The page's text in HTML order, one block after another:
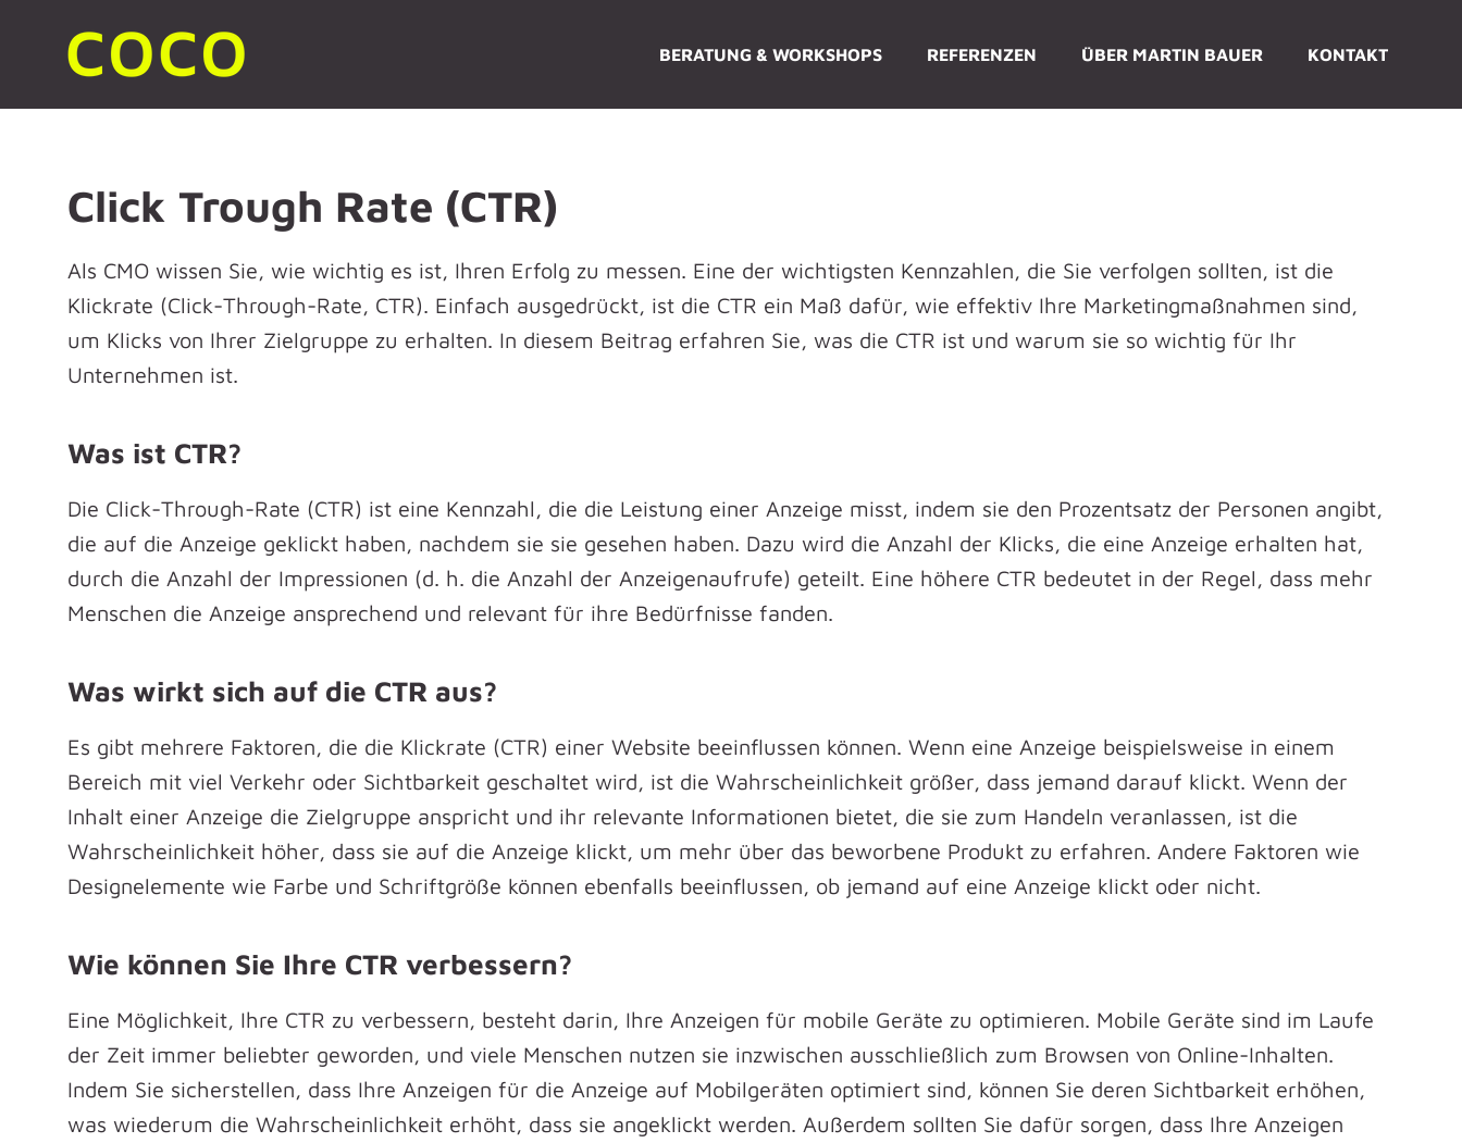
BERATUNG & WORKSHOPS REFERENZEN ÜBER MARTIN BAUER KONTAKT
Click Trough Rate (CTR)
Als CMO wissen Sie, wie wichtig es ist, Ihren Erfolg zu messen. Eine der wichtigsten Kennzahlen, die Sie verfolgen sollten, ist die
Klickrate (Click-Through-Rate, CTR). Einfach ausgedrückt, ist die CTR ein Maß dafür, wie effektiv Ihre Marketingmaßnahmen sind,
um Klicks von Ihrer Zielgruppe zu erhalten. In diesem Beitrag erfahren Sie, was die CTR ist und warum sie so wichtig für Ihr
Unternehmen ist.
Was ist CTR?
Die Click-Through-Rate (CTR) ist eine Kennzahl, die die Leistung einer Anzeige misst, indem sie den Prozentsatz der Personen angibt,
die auf die Anzeige geklickt haben, nachdem sie sie gesehen haben. Dazu wird die Anzahl der Klicks, die eine Anzeige erhalten hat,
durch die Anzahl der Impressionen (d. h. die Anzahl der Anzeigenaufrufe) geteilt. Eine höhere CTR bedeutet in der Regel, dass mehr
Menschen die Anzeige ansprechend und relevant für ihre Bedürfnisse fanden.
Was wirkt sich auf die CTR aus?
Es gibt mehrere Faktoren, die die Klickrate (CTR) einer Website beeinflussen können. Wenn eine Anzeige beispielsweise in einem
Bereich mit viel Verkehr oder Sichtbarkeit geschaltet wird, ist die Wahrscheinlichkeit größer, dass jemand darauf klickt. Wenn der
Inhalt einer Anzeige die Zielgruppe anspricht und ihr relevante Informationen bietet, die sie zum Handeln veranlassen, ist die
Wahrscheinlichkeit höher, dass sie auf die Anzeige klickt, um mehr über das beworbene Produkt zu erfahren. Andere Faktoren wie
Designelemente wie Farbe und Schriftgröße können ebenfalls beeinflussen, ob jemand auf eine Anzeige klickt oder nicht.
Wie können Sie Ihre CTR verbessern?
Eine Möglichkeit, Ihre CTR zu verbessern, besteht darin, Ihre Anzeigen für mobile Geräte zu optimieren. Mobile Geräte sind im Laufe
der Zeit immer beliebter geworden, und viele Menschen nutzen sie inzwischen ausschließlich zum Browsen von Online-Inhalten.
Indem Sie sicherstellen, dass Ihre Anzeigen für die Anzeige auf Mobilgeräten optimiert sind, können Sie deren Sichtbarkeit erhöhen,
was wiederum die Wahrscheinlichkeit erhöht, dass sie angeklickt werden. Außerdem sollten Sie dafür sorgen, dass Ihre Anzeigen